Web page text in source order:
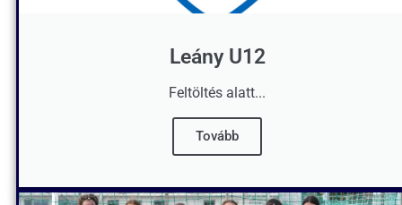
Leány U12
Feltöltés alatt...
Tovább